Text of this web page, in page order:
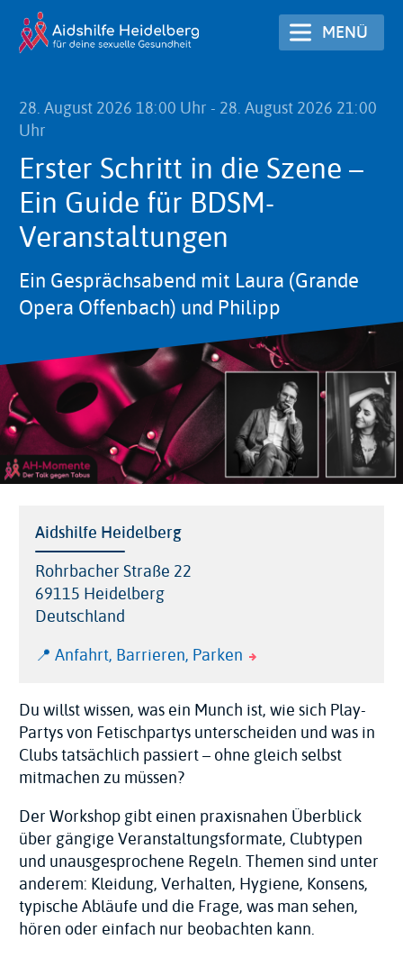
Direkt
zum
MENÜ
28. August 2026 18:00 Uhr - 28. August 2026 21:00
Uhr
Erster Schritt in die Szene –
Ein Guide für BDSM-
Veranstaltungen
Ein Gesprächsabend mit Laura (Grande
Opera Offenbach) und Philipp
Veranstaltungsort
Aidshilfe Heidelberg
Adresse
Rohrbacher Straße 22
69115 Heidelberg
Deutschland
Link
Veranstaltungsort
📍 Anfahrt, Barrieren, Parken
Du willst wissen, was ein Munch ist, wie sich Play-
Partys von Fetischpartys unterscheiden und was in
Clubs tatsächlich passiert – ohne gleich selbst
mitmachen zu müssen?
Der Workshop gibt einen praxisnahen Überblick
über gängige Veranstaltungsformate, Clubtypen
und unausgesprochene Regeln. Themen sind unter
anderem: Kleidung, Verhalten, Hygiene, Konsens,
typische Abläufe und die Frage, was man sehen,
hören oder einfach nur beobachten kann.